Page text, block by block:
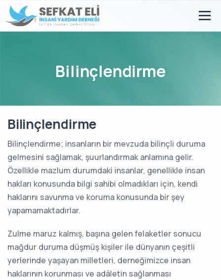
Bilinçlendirme
Bilinçlendirme
Bilinçlendirme; insanların bir mevzuda bilinçli duruma
gelmesini sağlamak, şuurlandırmak anlamına gelir.
Özellikle mazlum durumdaki insanlar, genellikle insan
hakları konusunda bilgi sahibi olmadıkları için, kendi
haklarını savunma ve koruma konusunda bir şey
yapamamaktadırlar.
Zulme maruz kalmış, başına gelen felaketler sonucu
mağdur duruma düşmüş kişiler ile dünyanın çeşitli
yerlerinde yaşayan milletleri, derneğimizce insan
haklarının korunması ve adâletin sağlanması